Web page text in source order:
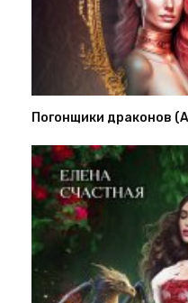
Погонщики драконов